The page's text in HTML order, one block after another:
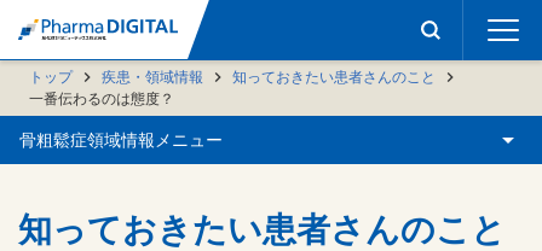
トップ 疾患・領域情報
知っておきたい患者さんのこと
一番伝わるのは態度？
骨粗鬆症領域情報メニュー
知っておきたい患者さんのこと